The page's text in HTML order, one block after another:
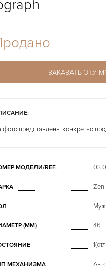
ЗАКАЗАТЬ ЭТУ
фото представлены конкретно
МОДЕЛИ/REF.
(MM) 46
МЕХАНИЗМА